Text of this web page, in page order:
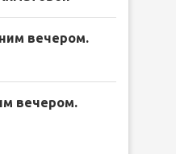
вечером.
вечером.